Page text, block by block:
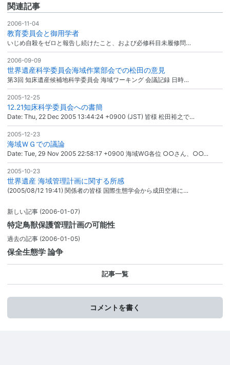
関連記事
2006-11-04
教育委員会と御用学者
いじめ自殺をゼロと報告し続けたこと、および必修科目未履修問…
2006-09-09
世界遺産科学委員会海域作業部会での松田の意見
第3回 知床遺産候補地科学委員会 海域ワーキング 会議記録 日時…
2005-12-25
12.21知床科学委員会への書簡
Date: Thu, 22 Dec 2005 13:44:24 +0900 (JST) 皆様 松田裕之で…
2005-12-23
海域ＷＧでの議論
Date: Tue, 29 Nov 2005 22:58:17 +0900 海域WG各位 ○○さん、○○…
2005-10-23
世界遺産 海域管理計画に関する所感
(2005/08/12 19:41) 関係者の皆様 国際生態学会から成田空港に…
新しい記事 (2006-01-07)
特定鳥獣保護管理計画の可能性
過去の記事 (2006-01-05)
保全生態学 論争
記事一覧
コメントを書く